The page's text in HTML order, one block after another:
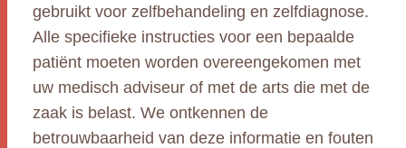
gebruikt voor zelfbehandeling en zelfdiagnose.
Alle specifieke instructies voor een bepaalde
patiënt moeten worden overeengekomen met
uw medisch adviseur of met de arts die met de
zaak is belast. We ontkennen de
betrouwbaarheid van deze informatie en fouten